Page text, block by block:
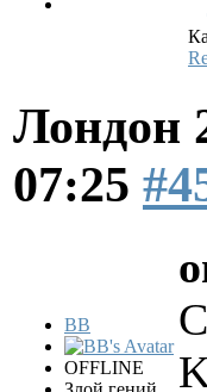
Лондон
07:25
BB
OFFLINE